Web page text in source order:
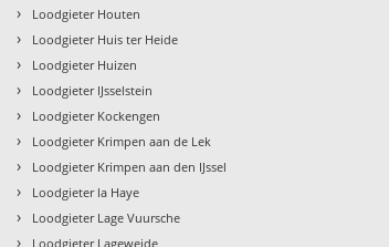
› Loodgieter Houten
› Loodgieter Huis ter Heide
› Loodgieter Huizen
› Loodgieter IJsselstein
› Loodgieter Kockengen
› Loodgieter Krimpen aan de Lek
› Loodgieter Krimpen aan den IJssel
› Loodgieter la Haye
› Loodgieter Lage Vuursche
› Loodgieter Lageweide